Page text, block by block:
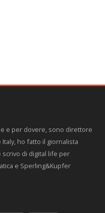
e per dovere, sono direttore
ho fatto il giornalista
scrivo di digital life per
e Sperling&Kupfer